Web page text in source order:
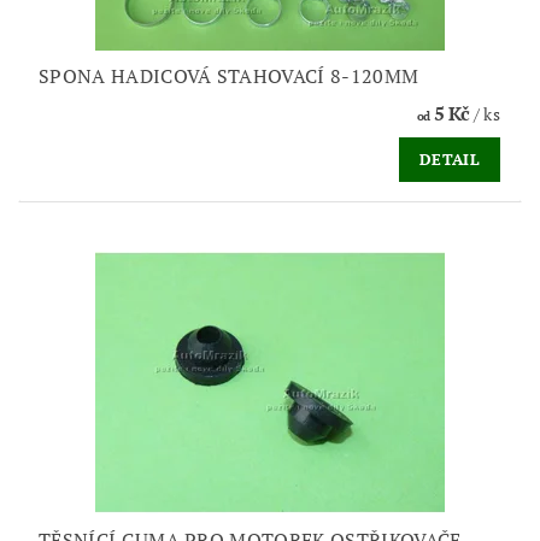
SPONA HADICOVÁ STAHOVACÍ 8-120MM
od5 Kč/ ks
DETAIL